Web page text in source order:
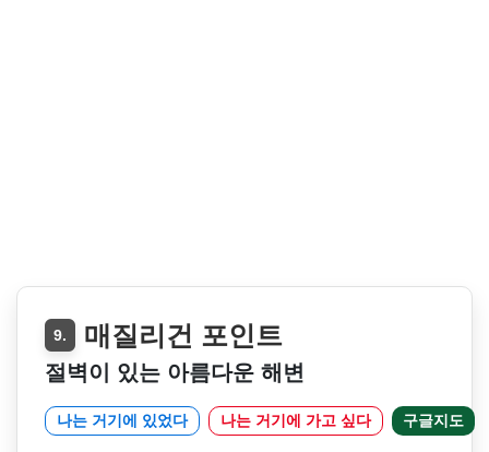
9. 매질리건 포인트
절벽이 있는 아름다운 해변
나는 거기에 있었다 나는 거기에 가고 싶다 구글지도